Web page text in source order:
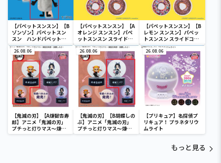
【パペットスンスン】【B
ゾンゾン】パペットスン
スン ハンドパペット
スンスン＆ゾンゾン
【パペットスンスン】【A
オレンジ スンスン】パペ
ットスンスン スライドコ
ーム
【パペットスンスン】【B
レモン スンスン】パペッ
トスンスン スライドコー
ム
26.08.06
【鬼滅の刃】【A煉獄杏寿
郎】アニメ「鬼滅の刃」
プチっと灯りマス～煉獄
杏寿郎・胡蝶しのぶ～
26.08.06
【鬼滅の刃】【B胡蝶しの
ぶ】アニメ「鬼滅の刃」
プチっと灯りマス～煉獄
杏寿郎・胡蝶しのぶ～
26.08.06
【プリキュア】名探偵プ
リキュア！ プラネタリウ
ムライト
もっと見る